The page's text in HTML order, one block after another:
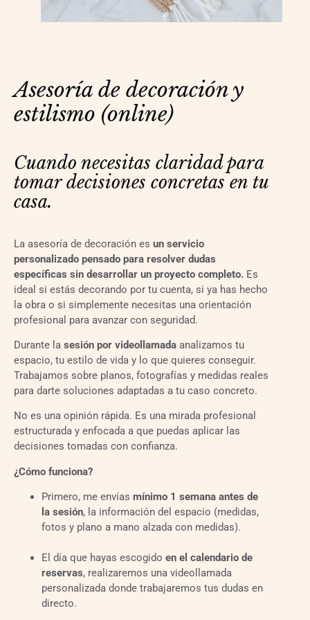
Asesoría de decoración y
estilismo (online)
Cuando necesitas claridad para
tomar decisiones concretas en tu
casa.
La asesoría de decoración es un servicio
personalizado pensado para resolver dudas
específicas sin desarrollar un proyecto completo. Es
ideal si estás decorando por tu cuenta, si ya has hecho
la obra o si simplemente necesitas una orientación
profesional para avanzar con seguridad.
Durante la sesión por videollamada analizamos tu
espacio, tu estilo de vida y lo que quieres conseguir.
Trabajamos sobre planos, fotografías y medidas reales
para darte soluciones adaptadas a tu caso concreto.
No es una opinión rápida. Es una mirada profesional
estructurada y enfocada a que puedas aplicar las
decisiones tomadas con confianza.
¿Cómo funciona?
Primero, me envías mínimo 1 semana antes de
la sesión, la información del espacio (medidas,
fotos y plano a mano alzada con medidas).
El día que hayas escogido en el calendario de
reservas, realizaremos una videollamada
personalizada donde trabajaremos tus dudas en
directo.